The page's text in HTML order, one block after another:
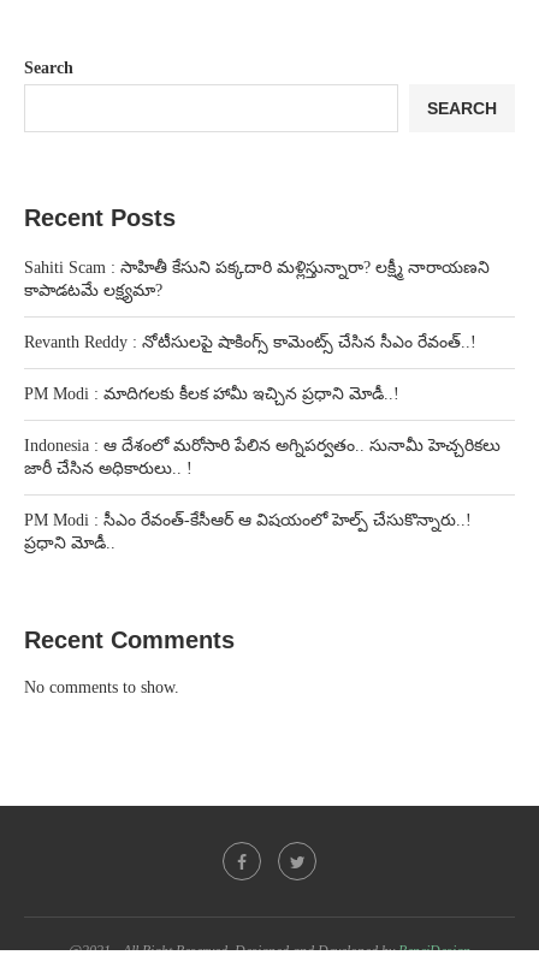
Search
SEARCH
Recent Posts
Sahiti Scam : సాహితీ కేసుని పక్కదారి మళ్లిస్తున్నారా? లక్ష్మీ నారాయణని
కాపాడటమే లక్ష్యమా?
Revanth Reddy : నోటీసులపై షాకింగ్స్ కామెంట్స్ చేసిన సీఎం రేవంత్..!
PM Modi : మాదిగలకు కీలక హామీ ఇచ్చిన ప్రధాని మోడీ..!
Indonesia : ఆ దేశంలో మరోసారి పేలిన అగ్నిపర్వతం.. సునామీ హెచ్చరికలు
జారీ చేసిన అధికారులు.. !
PM Modi : సీఎం రేవంత్-కేసీఆర్ ఆ విషయంలో హెల్ప్ చేసుకొన్నారు..!
ప్రధాని మోడీ..
Recent Comments
No comments to show.
@2021 - All Right Reserved. Designed and Developed byPenciDesign